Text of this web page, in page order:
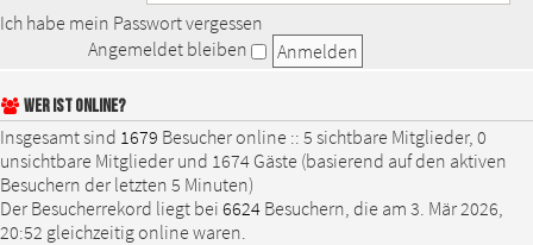
Ich habe mein Passwort vergessen
Angemeldet bleiben
WER IST ONLINE?
Insgesamt sind 1679 Besucher online :: 5 sichtbare Mitglieder, 0
unsichtbare Mitglieder und 1674 Gäste (basierend auf den aktiven
Besuchern der letzten 5 Minuten)
Der Besucherrekord liegt bei 6624 Besuchern, die am 3. Mär 2026,
20:52 gleichzeitig online waren.